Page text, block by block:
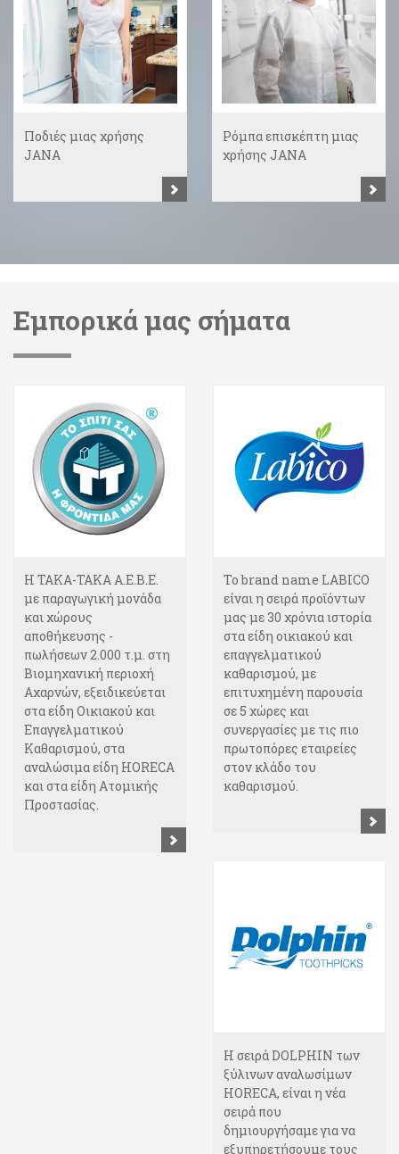
Ποδιές μιας χρήσης
JANA
Ρόμπα επισκέπτη μιας
χρήσης JANA
Εμπορικά μας σήματα
Η ΤΑΚΑ-ΤΑΚΑ Α.Ε.Β.Ε.
με παραγωγική μονάδα
και χώρους
αποθήκευσης -
πωλήσεων 2.000 τ.μ. στη
Βιομηχανική περιοχή
Αχαρνών, εξειδικεύεται
στα είδη Οικιακού και
Επαγγελματικού
Καθαρισμού, στα
αναλώσιμα είδη HORECA
και στα είδη Ατομικής
Προστασίας.
Το brand name LABICO
είναι η σειρά προϊόντων
μας με 30 χρόνια ιστορία
στα είδη οικιακού και
επαγγελματικού
καθαρισμού, με
επιτυχημένη παρουσία
σε 5 χώρες και
συνεργασίες με τις πιο
πρωτοπόρες εταιρείες
στον κλάδο του
καθαρισμού.
Η σειρά DOLPHIΝ των
ξύλινων αναλωσίμων
HORECA, είναι η νέα
σειρά που
δημιουργήσαμε για να
εξυπηρετήσουμε τους